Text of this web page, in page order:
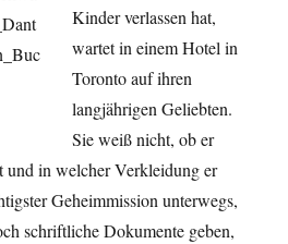
Kinder verlassen hat,
wartet in einem Hotel in
Toronto auf ihren
langjährigen Geliebten.
Sie weiß nicht, ob er
in welcher Verkleidung er
Geheimmission unterwegs,
schriftliche Dokumente geben,